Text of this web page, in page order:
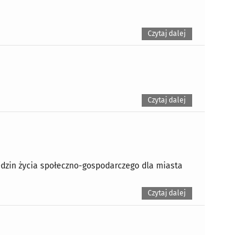
Czytaj dalej
Czytaj dalej
życia społeczno-gospodarczego dla miasta
Czytaj dalej